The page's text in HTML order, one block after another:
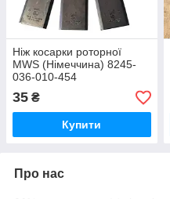
Ніж косарки роторної
MWS (Німеччина) 8245-
036-010-454
35 ₴
Купити
Про нас